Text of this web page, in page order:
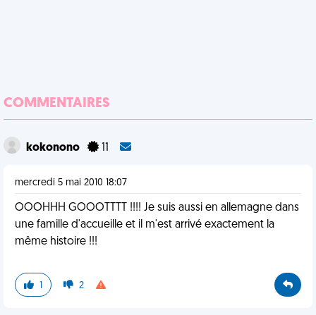
COMMENTAIRES
kokonono
mercredi 5 mai 2010 18:07
OOOHHH GOOOTTTT !!!! Je suis aussi en allemagne dans
une famille d'accueille et il m'est arrivé exactement la
même histoire !!!
1 2